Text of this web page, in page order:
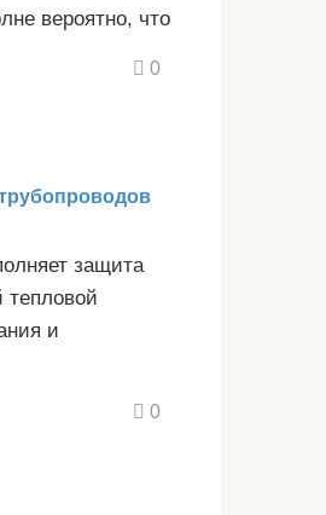
вероятно, что
0
защита
тепловой
и
0